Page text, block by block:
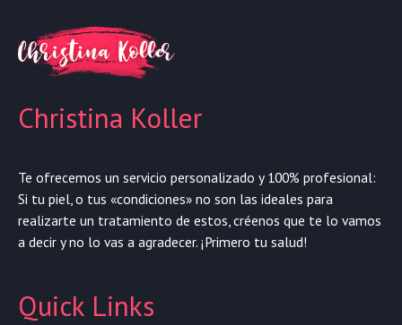
Christina Koller
Te ofrecemos un servicio personalizado y 100% profesional:
Si tu piel, o tus «condiciones» no son las ideales para
realizarte un tratamiento de estos, créenos que te lo vamos
a decir y no lo vas a agradecer. ¡Primero tu salud!
Quick Links